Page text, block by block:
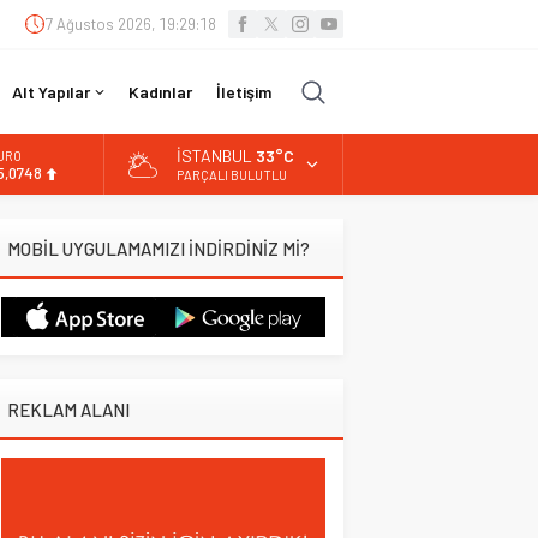
7 Ağustos 2026, 19:29:19
Alt Yapılar Kadınlar İletişim
İSTANBUL 33°C
PARÇALI BULUTLU
MOBİL UYGULAMAMIZI İNDİRDİNİZ Mİ?
REKLAM ALANI